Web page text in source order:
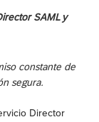
SAML y
constante de
segura.
Director